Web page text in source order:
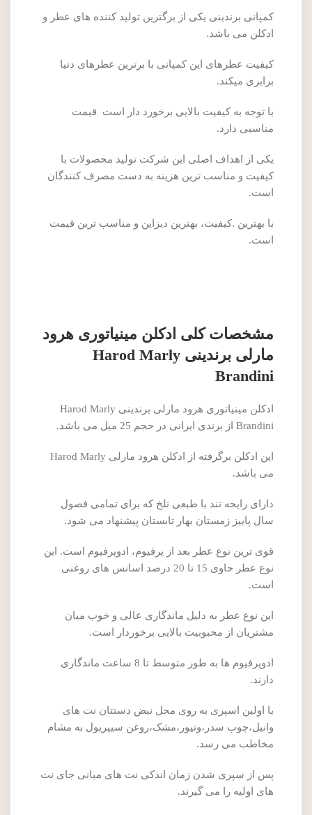
کمپانی برندینی یکی از برگترین تولید کننده های عطر و
ادکلن می باشد.
کیفیت عطرهای این کمپانی با برترین عطرهای دنیا
برابری میکند.
با توجه به کیفیت بالایی برخورد دار است قیمت
مناسبی دارد.
یکی از اهداف اصلی این شرکت تولید محصولات با
کیفیت و مناسب ترین هزینه به دست مصرف کنندگان
است.
با بهترین .کیفیت، بهترین دیزاین و مناسب ترین قیمت
است.
مشخصات کلی ادکلن مینیاتوری هرود
مارلی برندینی Harod Marly
Brandini
ادکلن مینیاتوری هرود مارلی برندینی Harod Marly
Brandini از برندی ایرانی در حجم 25 میل می باشد.
این ادکلن برگرفته از ادکلن هرود مارلی Harod Marly
می باشد.
دارای رایحه تند با طبعی تلخ که برای تمامی فصول
سال پاییز زمستان بهار تابستان پیشنهاد می شود.
قوی ترین نوع عطر بعد از پرفیوم، ادوپرفیوم است. این
نوع عطر حاوی 15 تا 20 درصد اسانس های روغنی
است.
این نوع عطر به دلیل ماندگاری عالی و خوب میان
مشتریان از محبوبیت بالایی برخوردار است.
ادوپرفیوم ها به طور متوسط تا 8 ساعت ماندگاری
دارند.
با اولین اسپری به روی محل نبض دستتان نت های
وانیل،چوب سدر،وتیور،مشک،روغن سیپریول به مشام
مخاطب می رسد.
پس از سپری شدن زمان اندکی نت های میانی جای نت
های اولیه را می گیرند.